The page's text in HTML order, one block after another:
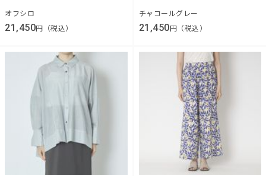
オフシロ
21,450円（税込）
チャコールグレー
21,450 円（税込）